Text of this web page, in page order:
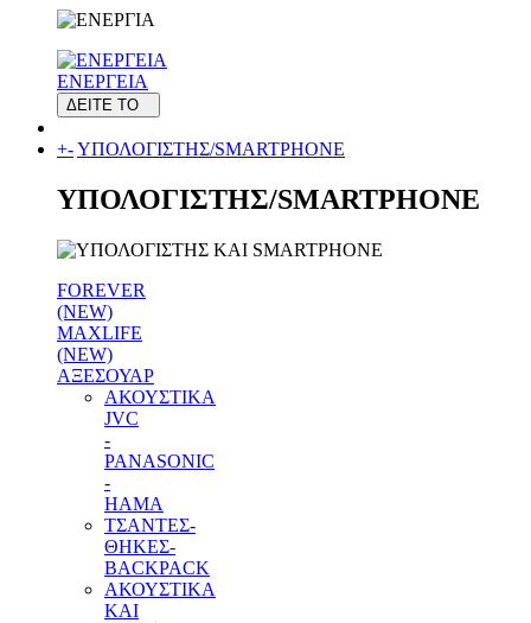
ΕΝΕΡΓΕΙΑ
ΔΕΙΤΕ ΤΟ
+-ΥΠΟΛΟΓΙΣΤΗΣ/SMARTPHONE
ΥΠΟΛΟΓΙΣΤΗΣ/SMARTPHONE
FOREVER
(NEW)
MAXLIFE
(NEW)
ΑΞΕΣΟΥΑΡ
ΑΚΟΥΣΤΙΚΑ
JVC
-
PANASONIC
-
HAMA
ΤΣΑΝΤΕΣ-
ΘΗΚΕΣ-
BACKPACK
ΑΚΟΥΣΤΙΚΑ
ΚΑΙ